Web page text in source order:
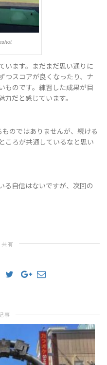
います。まだまだ思い通りに
つスコアが良くなったり、ナ
ものです。練習した成果が目
だと感じています。
のではありませんが、続ける
ころが共通しているなと思い
る自信はないですが、次回の
有
事